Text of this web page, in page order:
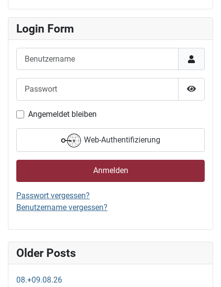
Login Form
Angemeldet bleiben
Web-Authentifizierung
Anmelden
Passwort vergessen?
Benutzername vergessen?
Older Posts
08.+09.08.26